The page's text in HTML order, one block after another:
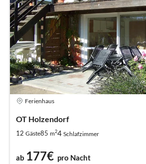
Ferienhaus
OT Holzendorf
12 Gäste85 m24 Schlafzimmer
ab 177€ pro Nacht